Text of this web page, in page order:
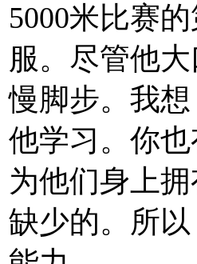
5000米比赛
服。尽管他
慢脚步。我
他学习。你
为他们身上
缺少的。所